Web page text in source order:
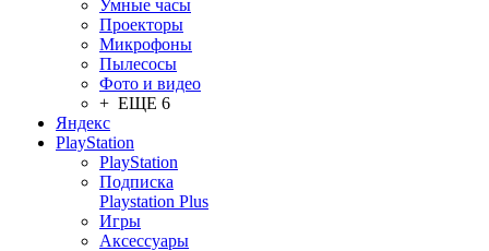
Умные часы
Проекторы
Микрофоны
Пылесосы
Фото и видео
+ ЕЩЕ 6
Яндекс
PlayStation
PlayStation
Подписка
Playstation Plus
Игры
Аксессуары